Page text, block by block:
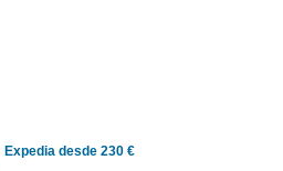
Expedia desde 230 €